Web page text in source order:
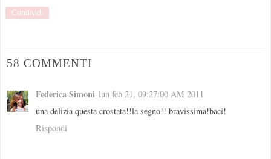
Condividi
58 COMMENTI
Federica Simoni lun feb 21, 09:27:00 AM 2011
una delizia questa crostata!!la segno!! bravissima!baci!
Rispondi